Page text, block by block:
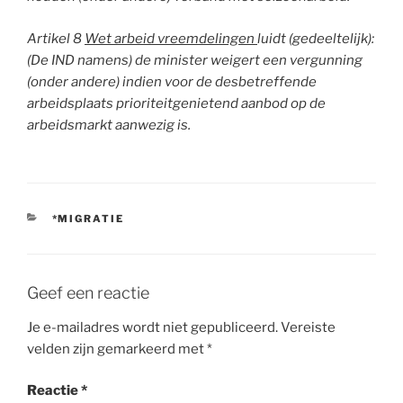
Artikel 8 Wet arbeid vreemdelingen luidt (gedeeltelijk):
(De INDnamens) de minister weigert een vergunning
(onder andere)indien voor de desbetreffende
arbeidsplaats prioriteitgenietend aanbod op de
arbeidsmarkt aanwezig is.
CATEGORIEËN
*MIGRATIE
Geef een reactie
Je e-mailadres wordt niet gepubliceerd.Vereiste
velden zijn gemarkeerd met*
Reactie*